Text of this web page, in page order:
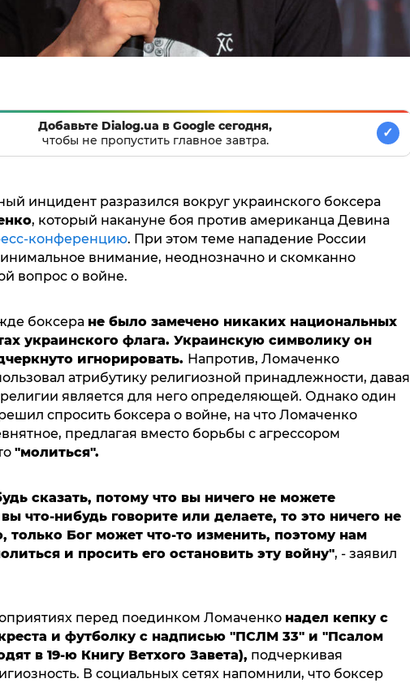
Добавьте Dialog.ua в Google сегодня,
чтобы не пропустить главное завтра.
✓
инцидент разразился вокруг украинского боксера
, который накануне боя против американца Девина
конференцию. При этом теме нападение России
внимание, неоднозначно и скомканно
вопрос о войне.
боксера не было замечено никаких национальных
украинского флага. Украинскую символику он
игнорировать. Напротив, Ломаченко
атрибутику религиозной принадлежности, давая
религии является для него определяющей. Однако один
спросить боксера о войне, на что Ломаченко
предлагая вместо борьбы с агрессором
"молиться".
сказать, потому что вы ничего не можете
что-нибудь говорите или делаете, то это ничего не
только Бог может что-то изменить, поэтому нам
и просить его остановить эту войну", - заявил
перед поединком Ломаченко надел кепку с
и футболку с надписью "ПСЛМ 33" и "Псалом
в 19-ю Книгу Ветхого Завета), подчеркивая
В социальных сетях напомнили, что боксер